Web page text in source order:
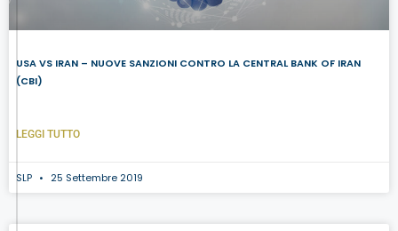
USA VS IRAN – NUOVE SANZIONI CONTRO LA CENTRAL BANK OF IRAN
(CBI)
LEGGI TUTTO
SLP 25 Settembre 2019